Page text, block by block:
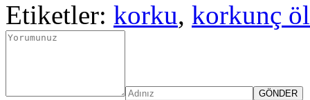
Etiketler: korku, korkunç